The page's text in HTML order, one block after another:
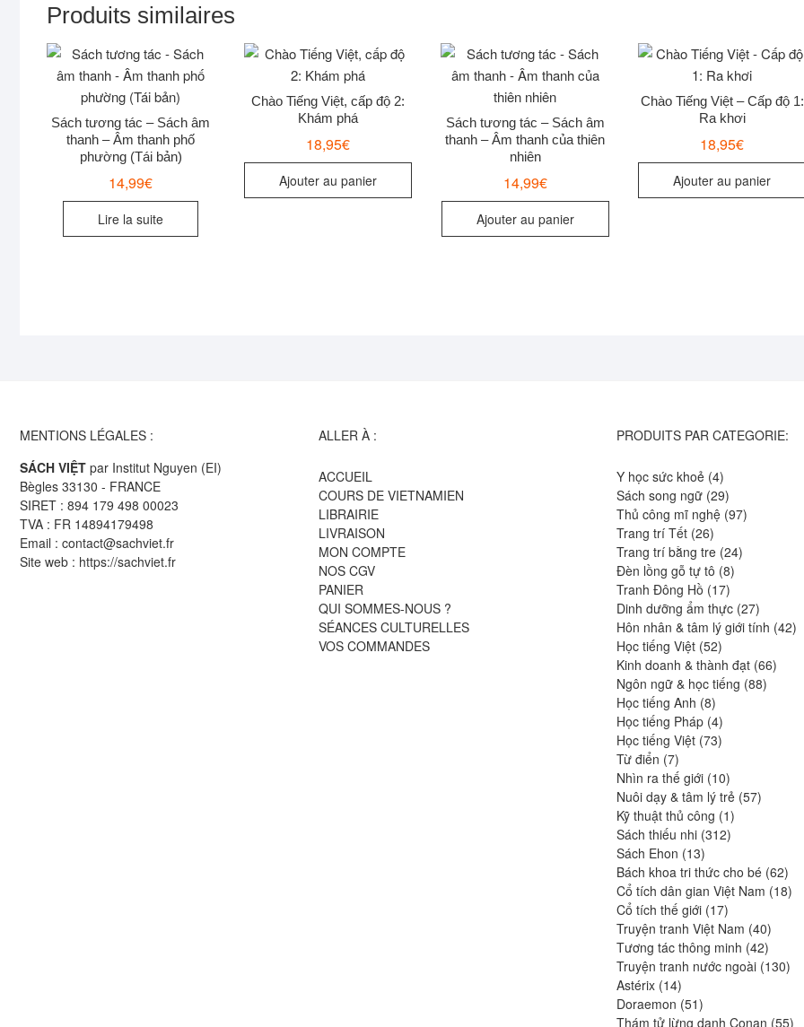
Produits similaires
Sách tương tác – Sách âm
thanh – Âm thanh phố
phường (Tái bản)
14,99€
Lire la suite
Chào Tiếng Việt, cấp độ 2:
Khám phá
18,95€
Ajouter au panier
Sách tương tác – Sách âm
thanh – Âm thanh của thiên
nhiên
14,99€
Ajouter au panier
Chào Tiếng Việt – Cấp độ 1:
Ra khơi
18,95€
Ajouter au panier
MENTIONS LÉGALES :
SÁCH VIỆT par Institut Nguyen (EI)
Bègles 33130 - FRANCE
SIRET : 894 179 498 00023
TVA : FR 14894179498
Email : contact@sachviet.fr
Site web : https://sachviet.fr
ALLER À :
ACCUEIL
COURS DE VIETNAMIEN
LIBRAIRIE
LIVRAISON
MON COMPTE
NOS CGV
PANIER
QUI SOMMES-NOUS ?
SÉANCES CULTURELLES
VOS COMMANDES
PRODUITS PAR CATEGORIE:
Y học sức khoẻ 44
produits
Sách song ngữ 2929
produits
Thủ công mĩ nghệ 9797
Trang trí Tết 2626
produits
Trang trí bằng tre 2424
Đèn lồng gỗ tự tô 88
Tranh Đông Hồ 1717
produits
Dinh dưỡng ẩm thực 2727
produits
Hôn nhân & tâm lý giới tính 4242
Học tiếng Việt 5252
produits
Kinh doanh & thành đạt 6666
Ngôn ngữ & học tiếng 8888
Học tiếng Anh 88
produits
Học tiếng Pháp 44
produits
Học tiếng Việt 7373
Từ điển 77
produits
Nhìn ra thế giới 1010
produits
Nuôi dạy & tâm lý trẻ 5757
Kỹ thuật thủ công 11
produit
Sách thiếu nhi 312312
Sách Ehon 1313
produits
Bách khoa tri thức cho bé 6262
Cổ tích dân gian Việt Nam 1818
Cổ tích thế giới 1717
produits
Truyện tranh Việt Nam 4040
produits
Tương tác thông minh 4242
produits
Truyện tranh nước ngoài 130130
Astérix 1414
produits
Doraemon 5151
produits
Thám tử lừng danh Conan 5555